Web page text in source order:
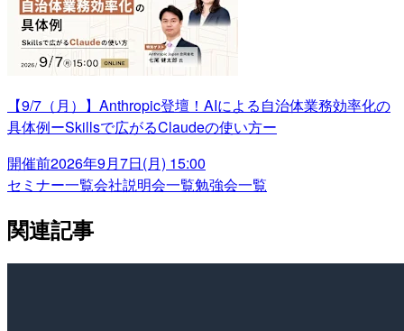
【9/7（月）】Anthropic登壇！AIによる自治体業務効率化の
具体例ーSkillsで広がるClaudeの使い方ー
開催前2026年9月7日(月) 15:00
セミナー一覧会社説明会一覧勉強会一覧
関連記事